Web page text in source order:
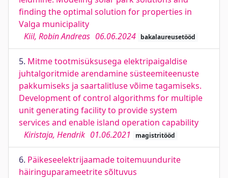
finding the optimal solution for properties in
Valga municipality
Kiil, Robin Andreas 06.06.2024 bakalaureusetööd
5. Mitme tootmisüksusega elektripaigaldise
juhtalgoritmide arendamine süsteemiteenuste
pakkumiseks ja saartalitluse võime tagamiseks.
Development of control algorithms for multiple
unit generating facility to provide system
services and enable island operation capability
Kiristaja, Hendrik 01.06.2021 magistritööd
6. Päikeseelektrijaamade toitemuundurite
häiringuparameetrite sõltuvus